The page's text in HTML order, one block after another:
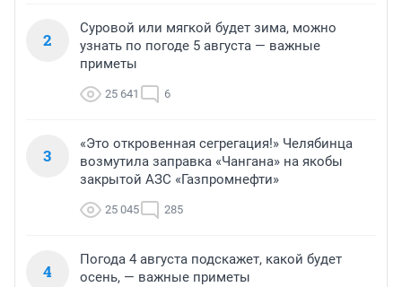
2
Суровой или мягкой будет зима, можно
узнать по погоде 5 августа — важные
приметы
25 641 6
3
«Это откровенная сегрегация!» Челябинца
возмутила заправка «Чангана» на якобы
закрытой АЗС «Газпромнефти»
25 045 285
4
Погода 4 августа подскажет, какой будет
осень, — важные приметы